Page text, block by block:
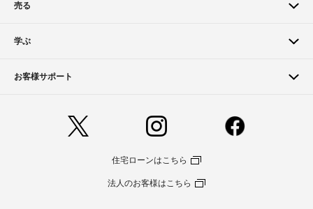
売る
学ぶ
お客様サポート
住宅ローンはこちら
法人のお客様はこちら